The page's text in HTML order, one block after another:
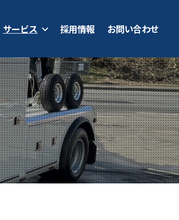
サービス 採用情報 お問い合わせ